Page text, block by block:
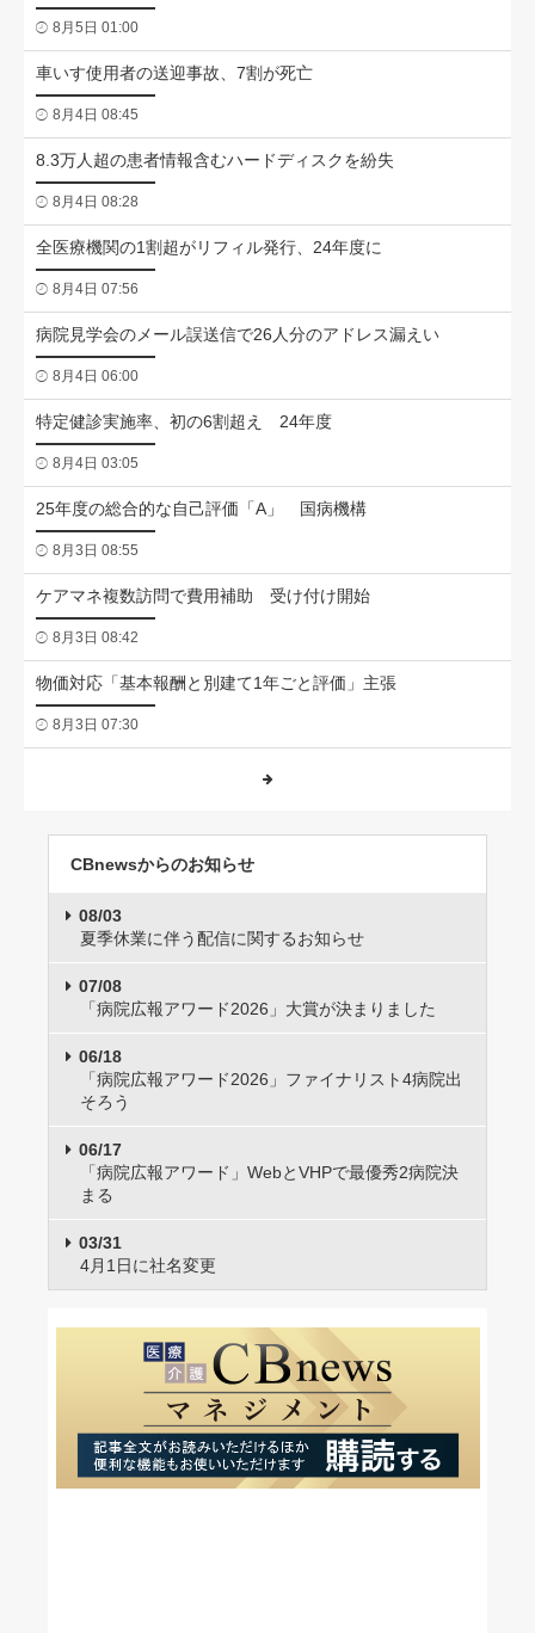
8月5日 01:00
車いす使用者の送迎事故、7割が死亡
8月4日 08:45
8.3万人超の患者情報含むハードディスクを紛失
8月4日 08:28
全医療機関の1割超がリフィル発行、24年度に
8月4日 07:56
病院見学会のメール誤送信で26人分のアドレス漏えい
8月4日 06:00
特定健診実施率、初の6割超え 24年度
8月4日 03:05
25年度の総合的な自己評価「A」 国病機構
8月3日 08:55
ケアマネ複数訪問で費用補助 受け付け開始
8月3日 08:42
物価対応「基本報酬と別建て1年ごと評価」主張
8月3日 07:30
CBnewsからのお知らせ
08/03
夏季休業に伴う配信に関するお知らせ
07/08
「病院広報アワード2026」大賞が決まりました
06/18
「病院広報アワード2026」ファイナリスト4病院出
そろう
06/17
「病院広報アワード」WebとVHPで最優秀2病院決
まる
03/31
4月1日に社名変更